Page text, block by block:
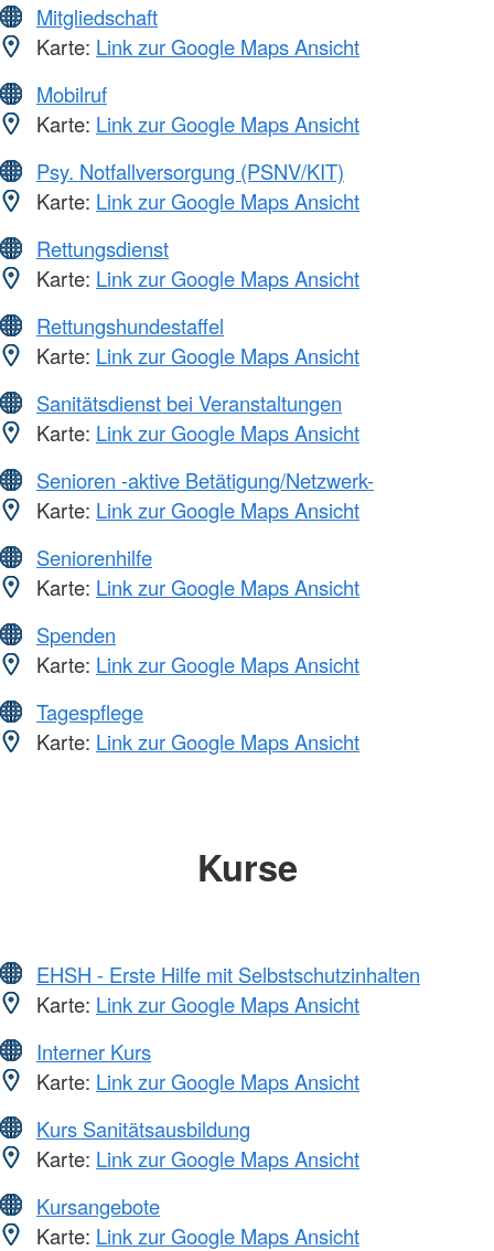
Mitgliedschaft
Karte: Link zur Google Maps Ansicht
Mobilruf
Karte: Link zur Google Maps Ansicht
Psy. Notfallversorgung (PSNV/KIT)
Karte: Link zur Google Maps Ansicht
Rettungsdienst
Karte: Link zur Google Maps Ansicht
Rettungshundestaffel
Karte: Link zur Google Maps Ansicht
Sanitätsdienst bei Veranstaltungen
Karte: Link zur Google Maps Ansicht
Senioren -aktive Betätigung/Netzwerk-
Karte: Link zur Google Maps Ansicht
Seniorenhilfe
Karte: Link zur Google Maps Ansicht
Spenden
Karte: Link zur Google Maps Ansicht
Tagespflege
Karte: Link zur Google Maps Ansicht
Kurse
EHSH - Erste Hilfe mit Selbstschutzinhalten
Karte: Link zur Google Maps Ansicht
Interner Kurs
Karte: Link zur Google Maps Ansicht
Kurs Sanitätsausbildung
Karte: Link zur Google Maps Ansicht
Kursangebote
Karte: Link zur Google Maps Ansicht